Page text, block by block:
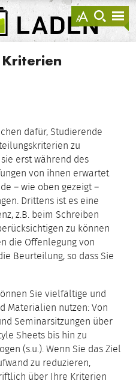
anzeigen
zur
Suche
LEHRE
LADEN
dafür, Studierende
zu
erst während des
von ihnen erwartet
– wie oben gezeigt –
Drittens ist es eine
z.B. beim Schreiben
zu können
die Offenlegung von
Beurteilung, so dass Sie
Sie vielfältige und
Materialien nutzen: Von
Seminarsitzungen über
Sheets bis hin zu
(s.u.). Wenn Sie das Ziel
zu reduzieren,
über Ihre Kriterien